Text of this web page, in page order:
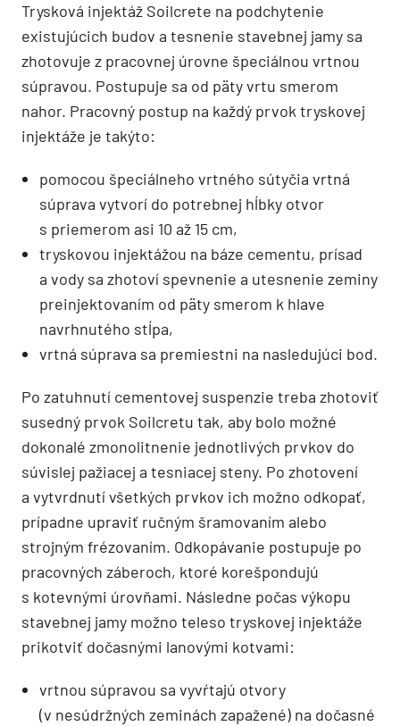
Trysková injektáž Soilcrete na podchytenie
existujúcich budov a tesnenie stavebnej jamy sa
zhotovuje z pracovnej úrovne špeciál­nou vrtnou
súpravou. Postupuje sa od päty vrtu smerom
nahor. Pracovný postup na každý prvok tryskovej
injektáže je takýto:
pomocou špeciálneho vrtného sútyčia vrtná
súprava vytvorí do potrebnej hĺbky otvor
s priemerom asi 10 až 15 cm,
tryskovou injektážou na báze cementu, prísad
a vody sa zhotoví spevnenie a utesnenie zeminy
preinjektovaním od päty smerom k hlave
navrhnutého stĺpa,
vrtná súprava sa premiestni na nasledujúci bod.
Po zatuhnutí cementovej suspenzie treba zhotoviť
susedný prvok Soilcretu tak, aby bolo možné
dokonalé zmonolitnenie jednotlivých prvkov do
súvislej pažiacej a tesniacej steny. Po zhotovení
a vytvrdnutí všetkých prvkov ich možno odkopať,
prípadne upraviť ručným šramovaním alebo
strojným frézovaním. Odkopávanie postupuje po
pracovných záberoch, ktoré korešpondujú
s kotevnými úrovňami. Následne počas výkopu
stavebnej jamy možno teleso tryskovej injektáže
prikotviť dočasnými lanovými kotvami:
vrtnou súpravou sa vyvŕtajú otvory
(v nesúdržných zeminách zapažené) na dočasné